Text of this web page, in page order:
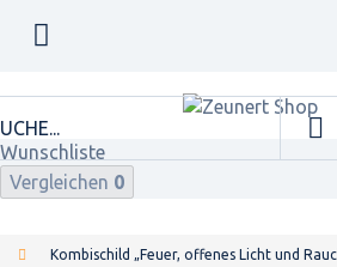
Wunschliste
Vergleichen 0
Kombischild „Feuer, offenes Licht und